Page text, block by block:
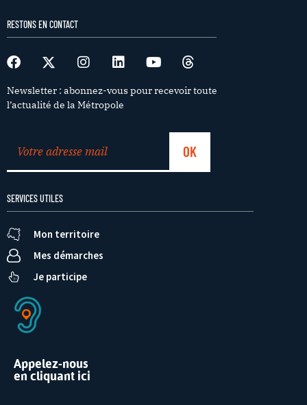
RESTONS EN CONTACT
Newsletter : abonnez-vous pour recevoir toute
l’actualité de la Métropole
SERVICES UTILES
Mon territoire
Mes démarches
Je participe
Appelez-nous
en cliquant ici